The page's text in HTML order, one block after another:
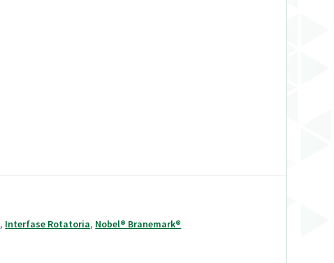
, Interfase Rotatoria, Nobel® Branemark®